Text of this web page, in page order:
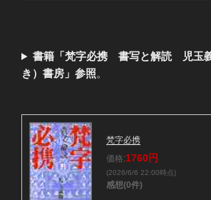
書籍「梵字必携 書写と解読 児玉
き）書房」参照。
梵字必携
価格:1760円
(2026/6/6 22:00時点)
感想(0件)